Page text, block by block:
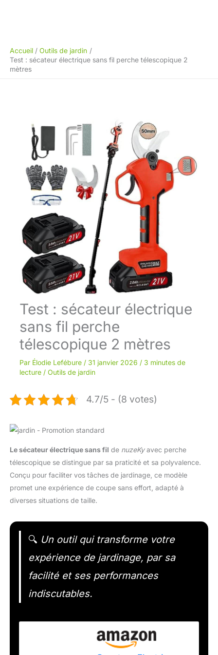
Accueil
Outils de jardin
Test : sécateur électrique sans fil perche télescopique 2
mètres
Test : sécateur électrique
sans fil perche
télescopique 2 mètres
Par Élodie Lefébure / 31 janvier 2026 / 3 minutes de
lecture / Outils de jardin
4.7/5 - (8 votes)
Le sécateur électrique sans fil de nuzeKyavec perche
télescopique se distingue par sa praticité et sa polyvalence.
Conçu pour faciliter vos tâches de jardinage, ce modèle
promet une expérience de coupe sans effort, adapté à
diverses situations de taille.
🔍 Un outil qui transforme votre
expérience de jardinage, par sa
facilité et ses performances
indiscutables.